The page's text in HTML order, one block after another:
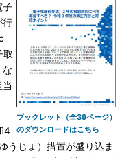
ブックレット（全39ページ）
のダウンロードはこちら
子
行
取
な
4
うじょ）措置が盛り込ま